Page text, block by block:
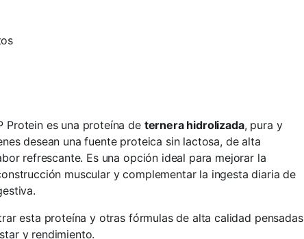
Protein es una proteína de ternera hidrolizada, pura y
desean una fuente proteica sin lactosa, de alta
refrescante. Es una opción ideal para mejorar la
muscular y complementar la ingesta diaria de
esta proteína y otras fórmulas de alta calidad pensadas
y rendimiento.